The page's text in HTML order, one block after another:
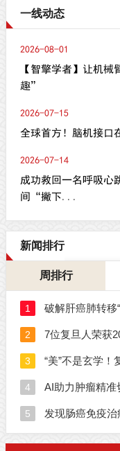
一线动态
2026-08-01
【智擎学者】让机
趣”
2026-07-15
全球首方！脑机接口
2026-07-14
成功救回一名呼吸心
间“撇下...
新闻排行
周排行